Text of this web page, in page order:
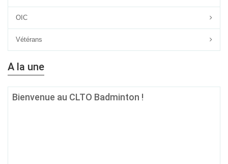
OIC
Vétérans
A la une
Bienvenue au CLTO Badminton !